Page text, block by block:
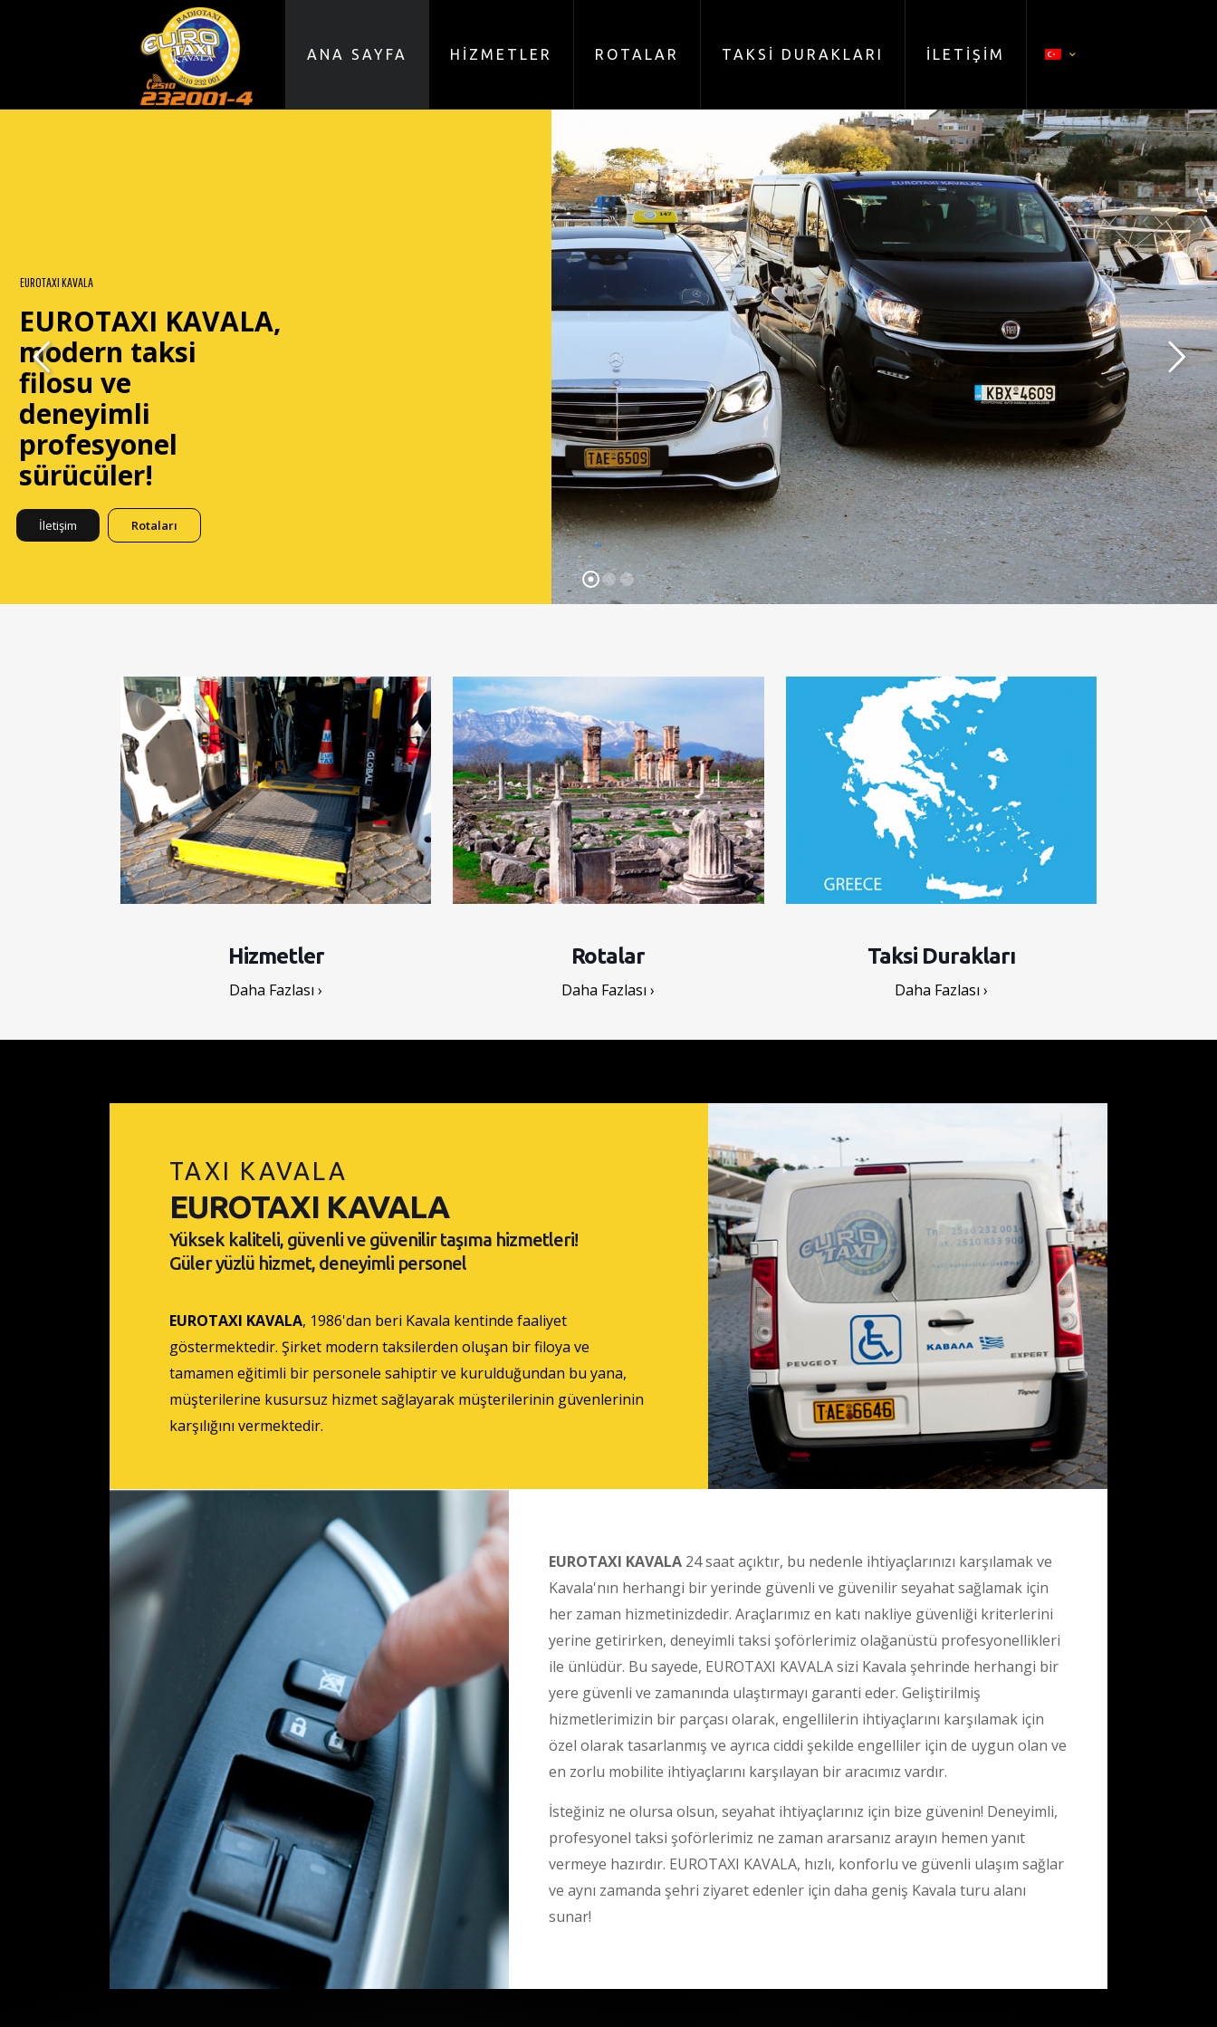
ANA SAYFA HİZMETLER ROTALAR TAKSİ DURAKLARI İLETİŞİM
EUROTAXI KAVALA,
modern taksi
filosu ve
deneyimli
profesyonel
sürücüler!
EUROTAXI KAVALA
İletişim Rotaları
Hizmetler
Daha Fazlası ›
Rotalar
Daha Fazlası ›
Taksi Durakları
Daha Fazlası ›
TAXI KAVALA
EUROTAXI KAVALA
Yüksek kaliteli, güvenli ve güvenilir taşıma hizmetleri!
Güler yüzlü hizmet, deneyimli personel
EUROTAXI KAVALA, 1986'dan beri Kavala kentinde faaliyet
göstermektedir. Şirket modern taksilerden oluşan bir filoya ve
tamamen eğitimli bir personele sahiptir ve kurulduğundan bu yana,
müşterilerine kusursuz hizmet sağlayarak müşterilerinin güvenlerinin
karşılığını vermektedir.
EUROTAXI KAVALA 24 saat açıktır, bu nedenle ihtiyaçlarınızı karşılamak ve
Kavala'nın herhangi bir yerinde güvenli ve güvenilir seyahat sağlamak için
her zaman hizmetinizdedir. Araçlarımız en katı nakliye güvenliği kriterlerini
yerine getirirken, deneyimli taksi şoförlerimiz olağanüstü profesyonellikleri
ile ünlüdür. Bu sayede, EUROTAXI KAVALA sizi Kavala şehrinde herhangi bir
yere güvenli ve zamanında ulaştırmayı garanti eder. Geliştirilmiş
hizmetlerimizin bir parçası olarak, engellilerin ihtiyaçlarını karşılamak için
özel olarak tasarlanmış ve ayrıca ciddi şekilde engelliler için de uygun olan ve
en zorlu mobilite ihtiyaçlarını karşılayan bir aracımız vardır.
İsteğiniz ne olursa olsun, seyahat ihtiyaçlarınız için bize güvenin! Deneyimli,
profesyonel taksi şoförlerimiz ne zaman ararsanız arayın hemen yanıt
vermeye hazırdır. EUROTAXI KAVALA, hızlı, konforlu ve güvenli ulaşım sağlar
ve aynı zamanda şehri ziyaret edenler için daha geniş Kavala turu alanı
sunar!